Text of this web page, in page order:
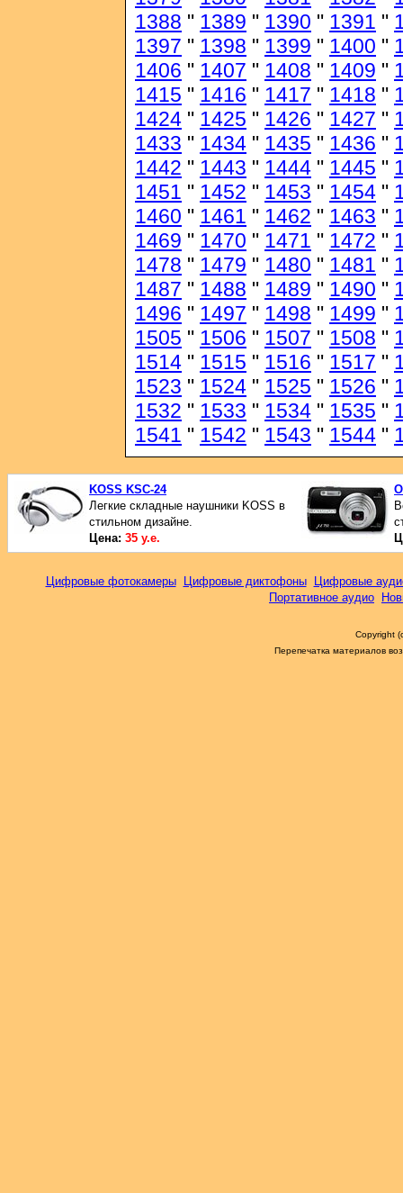
1388 " 1389 " 1390 " 1391 "
1397 " 1398 " 1399 " 1400 "
1406 " 1407 " 1408 " 1409 "
1415 " 1416 " 1417 " 1418 "
1424 " 1425 " 1426 " 1427 "
1433 " 1434 " 1435 " 1436 "
1442 " 1443 " 1444 " 1445 "
1451 " 1452 " 1453 " 1454 "
1460 " 1461 " 1462 " 1463 "
1469 " 1470 " 1471 " 1472 "
1478 " 1479 " 1480 " 1481 "
1487 " 1488 " 1489 " 1490 "
1496 " 1497 " 1498 " 1499 "
1505 " 1506 " 1507 " 1508 "
1514 " 1515 " 1516 " 1517 "
1523 " 1524 " 1525 " 1526 "
1532 " 1533 " 1534 " 1535 "
1541 " 1542 " 1543 " 1544 "
KOSS KSC-24
Легкие складные наушники KOSS в
стильном дизайне.
Цена: 35 у.е.
Цифровые фотокамеры Цифровые диктофоны
Цифровые
Портативное аудио
Copyright
Перепечатка материалов